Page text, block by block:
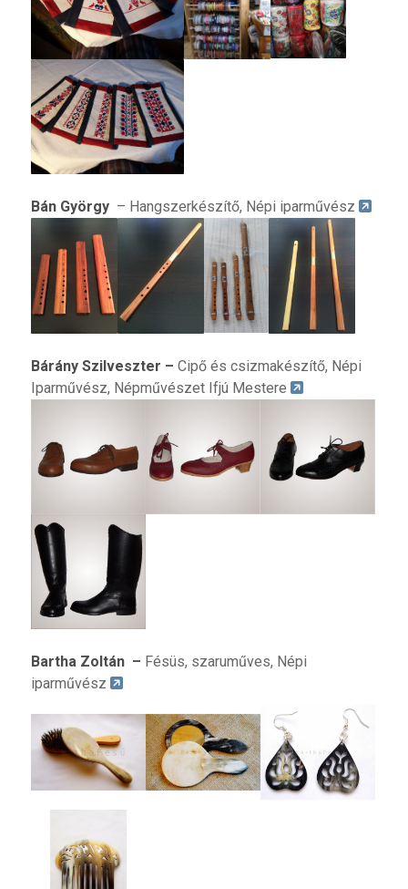
Bán György – Hangszerkészítő, Népi iparművész
Bárány Szilveszter – Cipő és csizmakészítő, Népi
Iparművész, Népművészet Ifjú Mestere
Bartha Zoltán – Fésüs, szaruműves, Népi
iparművész